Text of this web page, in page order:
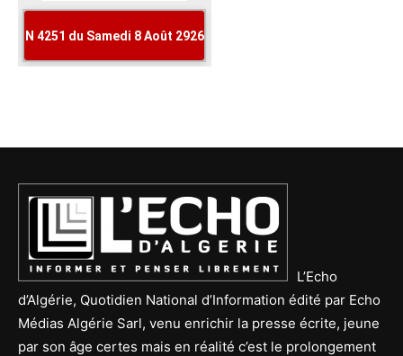
L’Echo
d’Algérie, Quotidien National d’Information édité par Echo
Médias Algérie Sarl, venu enrichir la presse écrite, jeune
par son âge certes mais en réalité c’est le prolongement